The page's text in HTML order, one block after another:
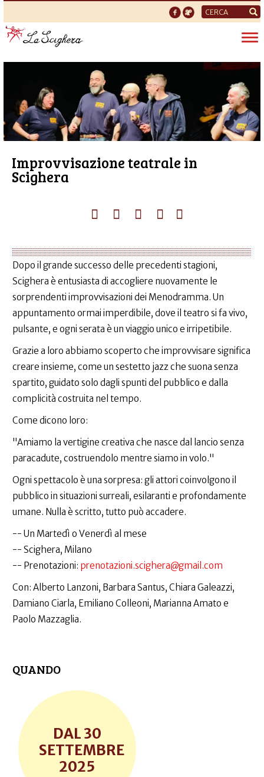
Form
di
ricerca
Improvvisazione teatrale in
Scighera
Dopo il grande successo delle precedenti stagioni,
Scighera è entusiasta di accogliere nuovamente le
sorprendenti improvvisazioni dei Menodramma. Un
appuntamento ormai imperdibile, dove il teatro si fa vivo,
pulsante, e ogni serata è un viaggio unico e irripetibile.
Grazie a loro abbiamo scoperto che improvvisare significa
creare insieme, come un sestetto jazz che suona senza
spartito, guidato solo dagli spunti del pubblico e dalla
complicità costruita nel tempo.
Come dicono loro:
"Amiamo la vertigine creativa che nasce dal lancio senza
paracadute, costruendolo mentre siamo in volo."
Ogni spettacolo è una sorpresa: gli attori coinvolgono il
pubblico in situazioni surreali, esilaranti e profondamente
umane. Nulla è scritto, tutto può accadere.
-- Un Martedì o Venerdì al mese
-- Scighera, Milano
--️ Prenotazioni: prenotazioni.scighera@gmail.com
Con: Alberto Lanzoni, Barbara Santus, Chiara Galeazzi,
Damiano Ciarla, Emiliano Colleoni, Marianna Amato e
Paolo Mazzaglia.
QUANDO
30
SETTEMBRE
2025